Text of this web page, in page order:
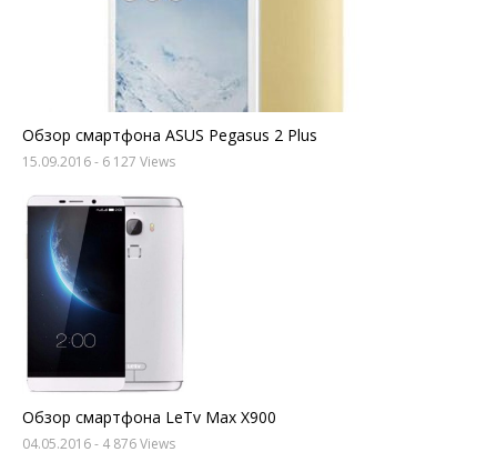
Обзор смартфона ASUS Pegasus 2 Plus
15.09.2016- 6 127 Views
Обзор смартфона LeTv Max X900
04.05.2016- 4 876 Views